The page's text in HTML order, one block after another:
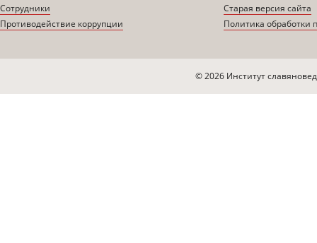
Сотрудники
Противодействие коррупции
Старая версия сайта
Политика обработки
© 2026 Институт